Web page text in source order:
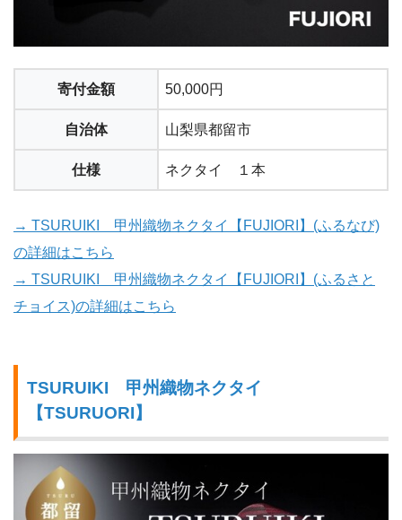
寄付金額 50,000円
自治体 山梨県都留市
仕様 ネクタイ １本
→ TSURUIKI 甲州織物ネクタイ【FUJIORI】(ふるなび)
の詳細はこちら
→ TSURUIKI 甲州織物ネクタイ【FUJIORI】(ふるさと
チョイス)の詳細はこちら
TSURUIKI 甲州織物ネクタイ
【TSURUORI】